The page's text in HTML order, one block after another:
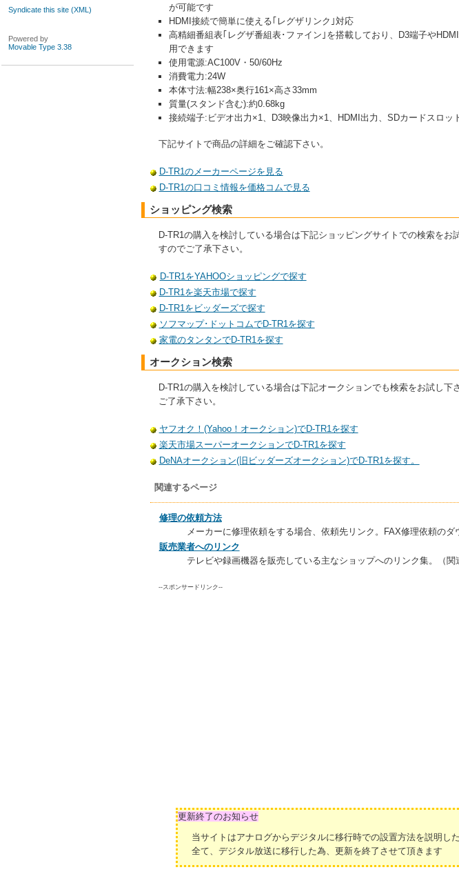
が可能です
HDMI接続で簡単に使える｢レグザリンク｣対応
高精細番組表｢レグザ番組表･ファイン｣を搭載しており、D3端子や
用できます
使用電源:AC100V・50/60Hz
消費電力:24W
本体寸法:幅238×奥行161×高さ33mm
質量(スタンド含む):約0.68kg
接続端子:ビデオ出力×1、D3映像出力×1、HDMI出力、SDカードスロッ
下記サイトで商品の詳細をご確認下さい。
D-TR1のメーカーページを見る
D-TR1の口コミ情報を価格コムで見る
ショッピング検索
D-TR1の購入を検討している場合は下記ショッピングサイトでの検索を
すのでご了承下さい。
D-TR1をYAHOOショッピングで探す
D-TR1を楽天市場で探す
D-TR1をビッダーズで探す
ソフマップ･ドットコムでD-TR1を探す
家電のタンタンでD-TR1を探す
オークション検索
D-TR1の購入を検討している場合は下記オークションでも検索をお試し
ご了承下さい。
ヤフオク！(Yahoo！オークション)でD-TR1を探す
楽天市場スーパーオークションでD-TR1を探す
DeNAオークション(旧ビッダーズオークション)でD-TR1を探す。
関連するページ
修理の依頼方法
メーカーに修理依頼をする場合、依頼先リンク。FAX修理依頼のダ
販売業者へのリンク
テレビや録画機器を販売している主なショップへのリンク集。（関
--スポンサードリンク--
更新終了のお知らせ
当サイトはアナログからデジタルに移行時での設置方法を説明した
全て、デジタル放送に移行した為、更新を終了させて頂きます
Syndicate this site (XML)
Powered by
Movable Type 3.38